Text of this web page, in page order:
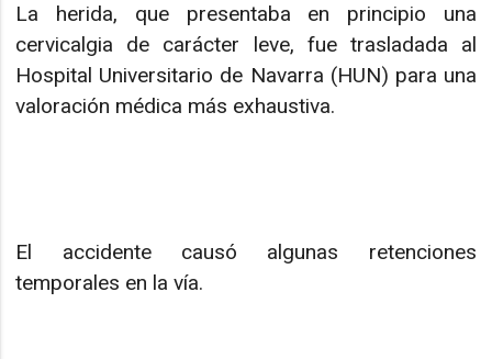
La herida, que presentaba en principio una
cervicalgia de carácter leve, fue trasladada al
Hospital Universitario de Navarra (HUN) para una
valoración médica más exhaustiva.
El accidente causó algunas retenciones
temporales en la vía.